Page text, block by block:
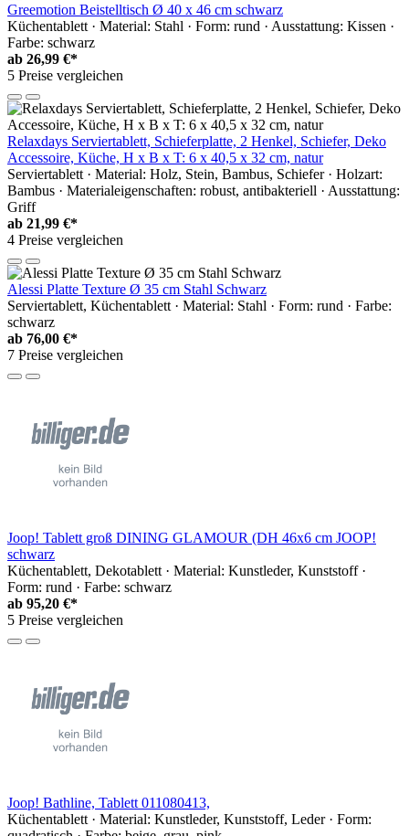
Greemotion Beistelltisch Ø 40 x 46 cm schwarz
Küchentablett · Material: Stahl · Form: rund · Ausstattung: Kissen ·
Farbe: schwarz
ab 26,99 €*
5 Preise vergleichen
Relaxdays Serviertablett, Schieferplatte, 2 Henkel, Schiefer, Deko
Accessoire, Küche, H x B x T: 6 x 40,5 x 32 cm, natur
Serviertablett · Material: Holz, Stein, Bambus, Schiefer · Holzart:
Bambus · Materialeigenschaften: robust, antibakteriell · Ausstattung:
Griff
ab 21,99 €*
4 Preise vergleichen
Alessi Platte Texture Ø 35 cm Stahl Schwarz
Serviertablett, Küchentablett · Material: Stahl · Form: rund · Farbe:
schwarz
ab 76,00 €*
7 Preise vergleichen
Joop! Tablett groß DINING GLAMOUR (DH 46x6 cm JOOP!
schwarz
Küchentablett, Dekotablett · Material: Kunstleder, Kunststoff ·
Form: rund · Farbe: schwarz
ab 95,20 €*
5 Preise vergleichen
Joop! Bathline, Tablett 011080413,
Küchentablett · Material: Kunstleder, Kunststoff, Leder · Form: